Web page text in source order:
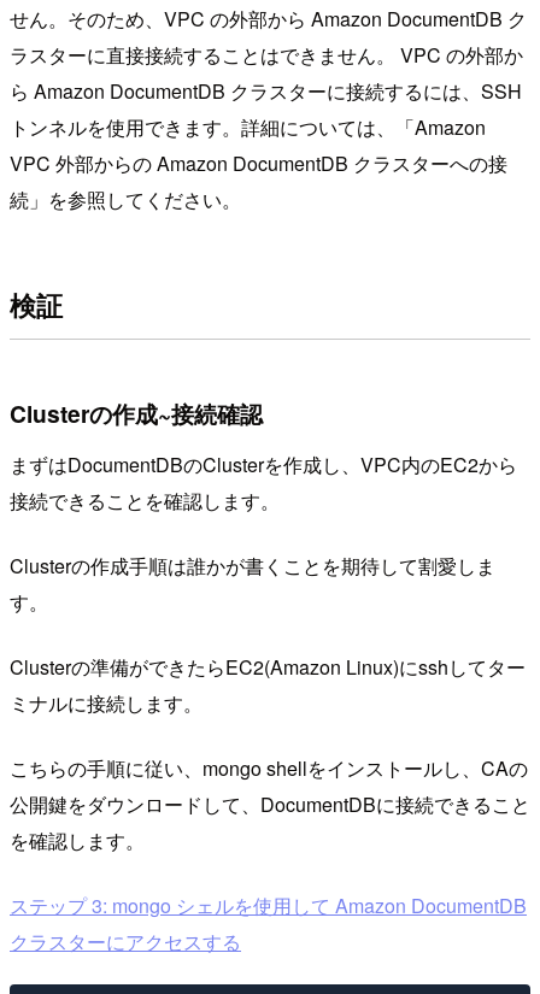
せん。そのため、VPC の外部から Amazon DocumentDB ク
ラスターに直接接続することはできません。 VPC の外部か
ら Amazon DocumentDB クラスターに接続するには、SSH
トンネルを使用できます。詳細については、「Amazon
VPC 外部からの Amazon DocumentDB クラスターへの接
続」を参照してください。
検証
Clusterの作成~接続確認
まずはDocumentDBのClusterを作成し、VPC内のEC2から
接続できることを確認します。
Clusterの作成手順は誰かが書くことを期待して割愛しま
す。
Clusterの準備ができたらEC2(Amazon Linux)にsshしてター
ミナルに接続します。
こちらの手順に従い、mongo shellをインストールし、CAの
公開鍵をダウンロードして、DocumentDBに接続できること
を確認します。
ステップ 3: mongo シェルを使用して Amazon DocumentDB
クラスターにアクセスする